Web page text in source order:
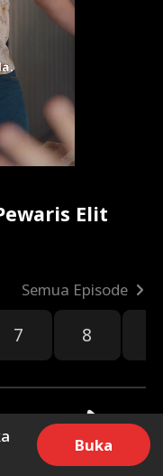
Elit
Semua Episode
7 8
Bagikan
Buka